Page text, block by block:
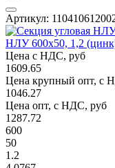
Артикул:
НЛУ 600х50, 1,2
Цена с НДС, руб
1609.65
Цена крупный опт, с
1046.27
Цена опт, с НДС, руб
1287.72
600
50
1.2